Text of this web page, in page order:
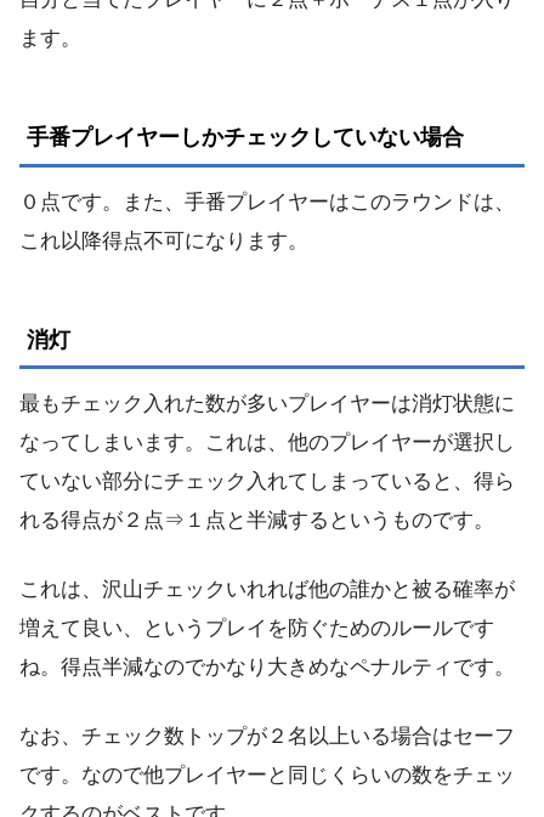
ます。
手番プレイヤーしかチェックしていない場合
０点です。また、手番プレイヤーはこのラウンドは、
これ以降得点不可になります。
消灯
最もチェック入れた数が多いプレイヤーは消灯状態に
なってしまいます。これは、他のプレイヤーが選択し
ていない部分にチェック入れてしまっていると、得ら
れる得点が２点⇒１点と半減するというものです。
これは、沢山チェックいれれば他の誰かと被る確率が
増えて良い、というプレイを防ぐためのルールです
ね。得点半減なのでかなり大きめなペナルティです。
なお、チェック数トップが２名以上いる場合はセーフ
です。なので他プレイヤーと同じくらいの数をチェッ